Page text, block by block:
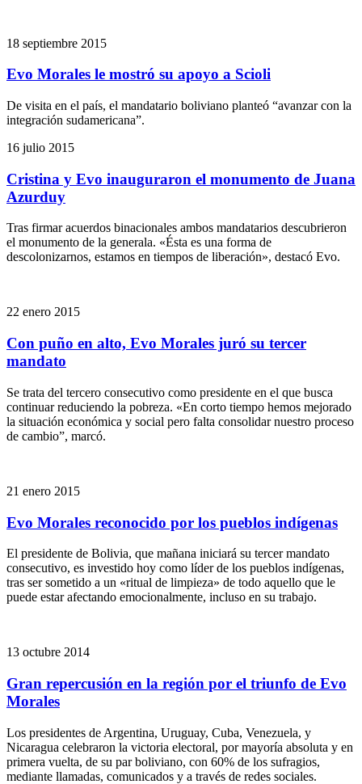
18 septiembre 2015
Evo Morales le mostró su apoyo a Scioli
De visita en el país, el mandatario boliviano planteó “avanzar con la
integración sudamericana”.
16 julio 2015
Cristina y Evo inauguraron el monumento de Juana
Azurduy
Tras firmar acuerdos binacionales ambos mandatarios descubrieron
el monumento de la generala. «Ésta es una forma de
descolonizarnos, estamos en tiempos de liberación», destacó Evo.
22 enero 2015
Con puño en alto, Evo Morales juró su tercer
mandato
Se trata del tercero consecutivo como presidente en el que busca
continuar reduciendo la pobreza. «En corto tiempo hemos mejorado
la situación económica y social pero falta consolidar nuestro proceso
de cambio”, marcó.
21 enero 2015
Evo Morales reconocido por los pueblos indígenas
El presidente de Bolivia, que mañana iniciará su tercer mandato
consecutivo, es investido hoy como líder de los pueblos indígenas,
tras ser sometido a un «ritual de limpieza» de todo aquello que le
puede estar afectando emocionalmente, incluso en su trabajo.
13 octubre 2014
Gran repercusión en la región por el triunfo de Evo
Morales
Los presidentes de Argentina, Uruguay, Cuba, Venezuela, y
Nicaragua celebraron la victoria electoral, por mayoría absoluta y en
primera vuelta, de su par boliviano, con 60% de los sufragios,
mediante llamadas, comunicados y a través de redes sociales.